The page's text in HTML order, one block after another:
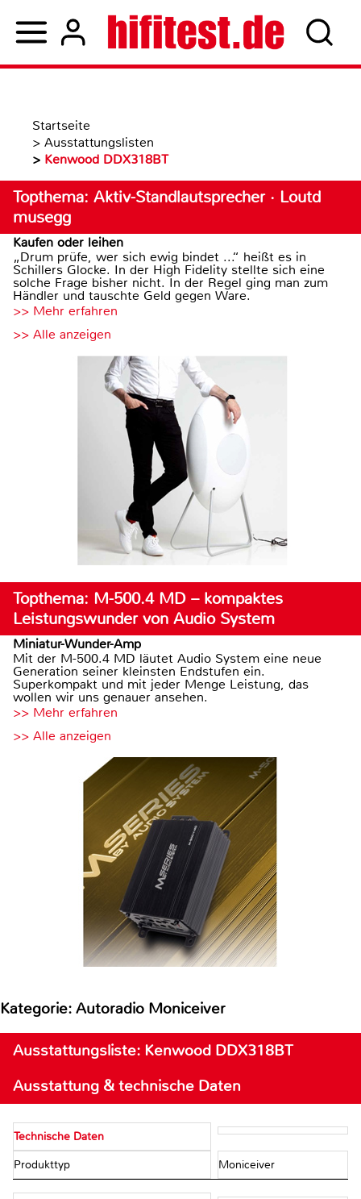
Startseite
> Ausstattungslisten
> Kenwood DDX318BT
Topthema: Aktiv-Standlautsprecher · Loutd
musegg
Kaufen oder leihen
„Drum prüfe, wer sich ewig bindet ...“ heißt es in
Schillers Glocke. In der High Fidelity stellte sich eine
solche Frage bisher nicht. In der Regel ging man zum
Händler und tauschte Geld gegen Ware.
>> Mehr erfahren
>> Alle anzeigen
Topthema: M-500.4 MD – kompaktes
Leistungswunder von Audio System
Miniatur-Wunder-Amp
Mit der M-500.4 MD läutet Audio System eine neue
Generation seiner kleinsten Endstufen ein.
Superkompakt und mit jeder Menge Leistung, das
wollen wir uns genauer ansehen.
>> Mehr erfahren
>> Alle anzeigen
Kategorie: Autoradio Moniceiver
Ausstattungsliste: Kenwood DDX318BT
Ausstattung & technische Daten
Technische Daten
Produkttyp Moniceiver